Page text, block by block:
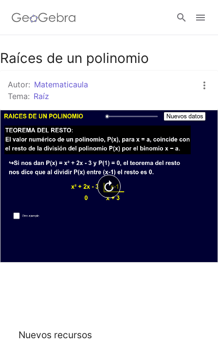
Google Classroom
GeoGebra Classroom
Abrir sesión
Raíces de un polinomio
Autor: Matematicaula
Tema: Raíz
Nuevos recursos